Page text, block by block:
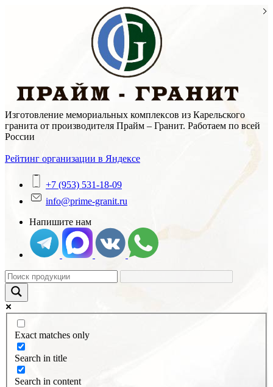
Изготовление мемориальных комплексов из Карельского
гранита от производителя Прайм – Гранит. Работаем по всей
России
Рейтинг организации в Яндексе
+7 (953) 531-18-09
info@prime-granit.ru
Напишите нам
Exact matches only
Search in title
Search in content